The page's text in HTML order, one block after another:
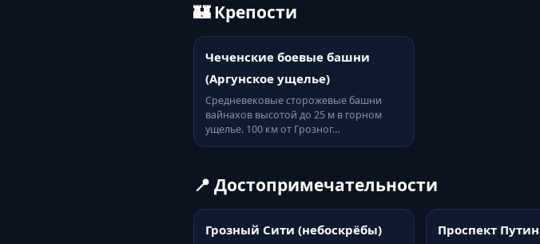
🏰 Крепости
Чеченские боевые башни
(Аргунское ущелье)
Средневековые сторожевые башни
вайнахов высотой до 25 м в горном
ущелье. 100 км от Грозног…
📍 Достопримечательности
Грозный Сити (небоскрёбы) Проспект